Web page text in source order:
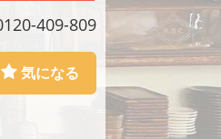
409-809
気になる